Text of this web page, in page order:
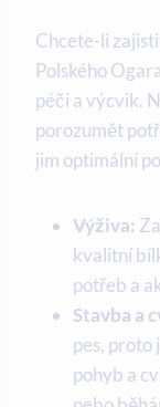
Chcete-li
Polského
péči a výcvik.
porozumět
jim optimální
Výživa:
kvalitní
potřeb a
Stavba a
pes, proto
pohyb a